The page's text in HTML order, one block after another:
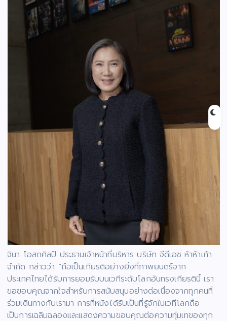
จินา โอสถศิลป์ ประธานเจ้าหน้าที่บริหาร บริษัท จีดีเอช ห้าห้าเก้า
จำกัด กล่าวว่า “ถือเป็นเกียรติอย่างยิ่งที่ภาพยนตร์จาก
ประเทศไทยได้รับการยอมรับบนเวทีระดับโลกอันทรงเกียรตินี้ เรา
ขอขอบคุณจากใจสำหรับการสนับสนุนอย่างต่อเนื่องจากทุกคนที่
ร่วมเดินทางกับเรามา การที่หนังได้รับเป็นที่รู้จักในเวทีโลกถือ
เป็นการเฉลิมฉลองและแสดงความขอบคุณต่อความทุ่มเทของทุก